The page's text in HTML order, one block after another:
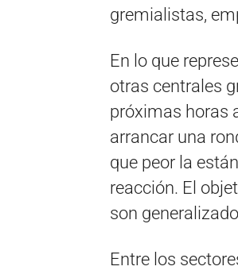
gremialistas,
En lo que
otras centrales
próximas horas
arrancar una
que peor la
reacción. El
son
Entre los